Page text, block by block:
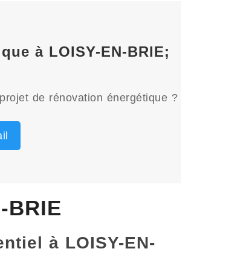
à LOISY-EN-BRIE;
de rénovation énergétique ?
BRIE
à LOISY-EN-